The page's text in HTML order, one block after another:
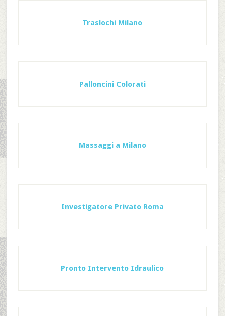
Traslochi Milano
Palloncini Colorati
Massaggi a Milano
Investigatore Privato Roma
Pronto Intervento Idraulico